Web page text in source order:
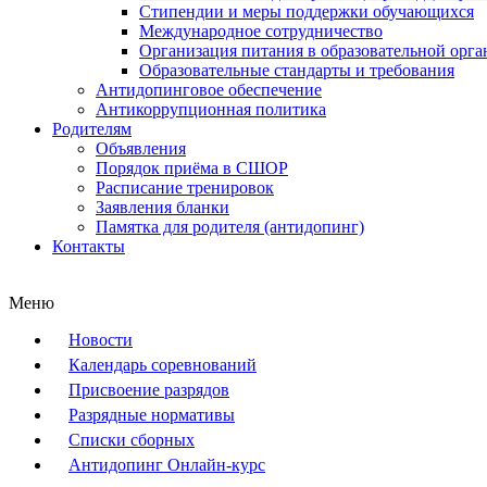
Стипендии и меры поддержки обучающихся
Международное сотрудничество
Организация питания в образовательной
Образовательные стандарты и требования
Антидопинговое обеспечение
Антикоррупционная политика
Родителям
Объявления
Порядок приёма в СШОР
Расписание тренировок
Заявления бланки
Памятка для родителя (антидопинг)
Контакты
Меню
Новости
Календарь соревнований
Присвоение разрядов
Разрядные нормативы
Списки сборных
Антидопинг Онлайн-курс